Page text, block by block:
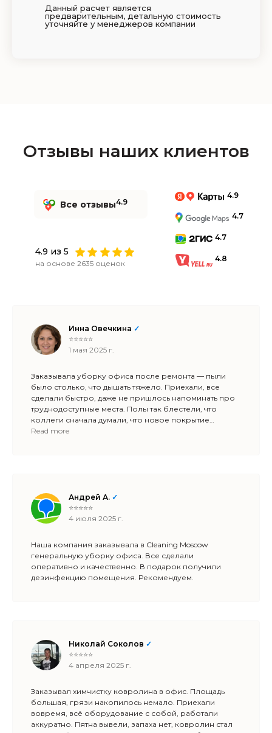
Данный расчет является
предварительным, детальную стоимость
уточняйте у менеджеров компании
Отзывы наших клиентов
Все отзывы4.9
4.9 из 5
4.7
4.7
4.8
4.9
на основе 2635 оценок
Инна Овечкина ✓
⭐⭐⭐⭐⭐
1 мая 2025 г.
Заказывала уборку офиса после ремонта — пыли
было столько, что дышать тяжело. Приехали, все
сделали быстро, даже не пришлось напоминать про
труднодоступные места. Полы так блестели, что
коллеги сначала думали, что новое покрытие
положили 😄. Теперь договариваемся
Read more
Андрей А. ✓
⭐⭐⭐⭐⭐
4 июля 2025 г.
Наша компания заказывала в Cleaning Moscow
генеральную уборку офиса. Все сделали
оперативно и качественно. В подарок получили
дезинфекцию помещения. Рекомендуем.
Николай Соколов ✓
⭐⭐⭐⭐⭐
4 апреля 2025 г.
Заказывал химчистку ковролина в офис. Площадь
большая, грязи накопилось немало. Приехали
вовремя, всё оборудование с собой, работали
аккуратно. Пятна вывели, запаха нет, ковролин стал